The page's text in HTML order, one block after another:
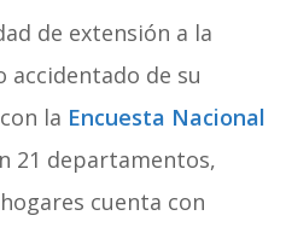
de extensión a la
accidentado de su
la Encuesta Nacional
21 departamentos,
cuenta con